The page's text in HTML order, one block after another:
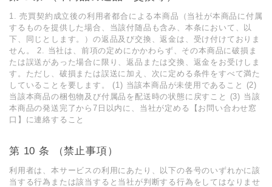
1. 売買契約成⽴後の利⽤者都合による本商品（当社が本商品に付属
するものを提供した場合、当該付随品も含み、本条において、以
下、同じとします。）の返品及び交換、返⾦は、受け付けておりま
せん。 2. 当社は、前項の定めにかかわらず、その本商品に破損ま
たは誤送があった場合に限り、返品または交換、返⾦をお受けしま
す。ただし、破損または誤送に加え、次に定める条件をすべて満た
していることを要します。 (1) 当該本商品が未使⽤であること (2)
当該本商品の梱包物及び付属品を配送時の状態に戻すこと (3) 当該
本商品の発送完了から7⽇以内に、当社が定める【お問い合わせ窓
⼝】に連絡すること
第 10 条 （禁⽌事項）
利⽤者は、本サービスの利⽤にあたり、以下の各号のいずれかに該
当する⾏為または該当すると当社が判断する⾏為をしてはなりませ